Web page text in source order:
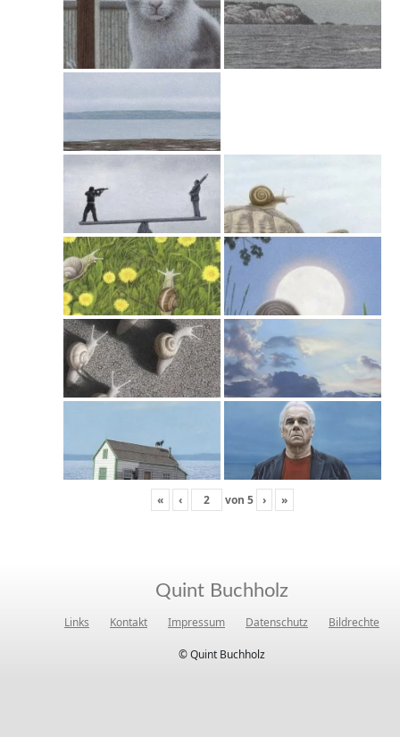
« ‹ von 5 › »
Quint Buchholz
Links Kontakt Impressum Datenschutz Bildrechte
© Quint Buchholz